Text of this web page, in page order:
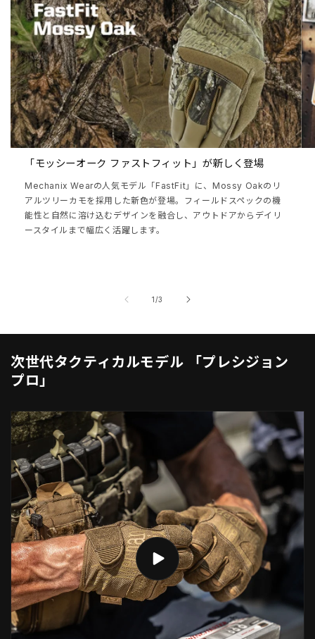
「モッシーオーク ファストフィット」が新しく登場
Mechanix Wearの人気モデル「FastFit」に、Mossy Oakのリ
アルツリーカモを採用した新色が登場。フィールドスペックの機
能性と自然に溶け込むデザインを融合し、アウトドアからデイリ
ースタイルまで幅広く活躍します。
1/の
3
次世代タクティカルモデル 「プレシジョン
プロ」